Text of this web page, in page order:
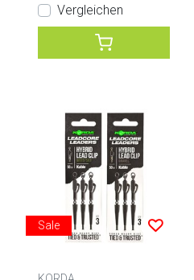
Vergleichen
Sale